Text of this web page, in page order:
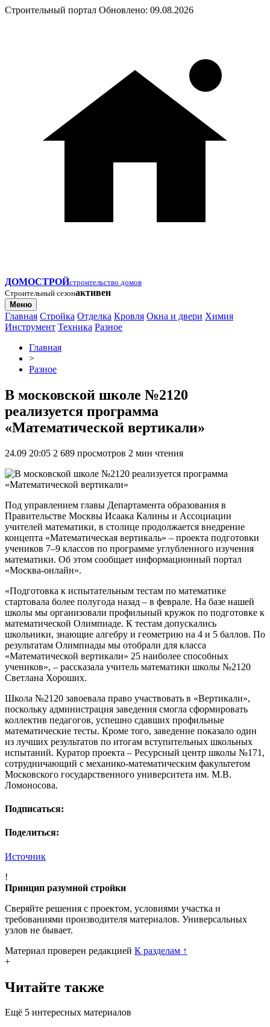
Строительный портал Обновлено: 09.08.2026
ДОМОСТРОЙстроительство домов
Строительный сезонактивен
Меню
Главная Стройка Отделка Кровля Окна и двери Химия
Инструмент Техника Разное
Главная
>
Разное
В московской школе №2120
реализуется программа
«Математической вертикали»
24.09 20:05 2 689 просмотров 2 мин чтения
Под управлением главы Департамента образования в
Правительстве Москвы Исаака Калины и Ассоциации
учителей математики, в столице продолжается внедрение
концепта «Математическая вертикаль» – проекта подготовки
учеников 7–9 классов по программе углубленного изучения
математики. Об этом сообщает информационный портал
«Москва-онлайн».
«Подготовка к испытательным тестам по математике
стартовала более полугода назад – в феврале. На базе нашей
школы мы организовали профильный кружок по подготовке к
математической Олимпиаде. К тестам допускались
школьники, знающие алгебру и геометрию на 4 и 5 баллов. По
результатам Олимпиады мы отобрали для класса
«Математической вертикали» 25 наиболее способных
учеников», – рассказала учитель математики школы №2120
Светлана Хороших.
Школа №2120 завоевала право участвовать в «Вертикали»,
поскольку администрация заведения смогла сформировать
коллектив педагогов, успешно сдавших профильные
математические тесты. Кроме того, заведение показало один
из лучших результатов по итогам вступительных школьных
испытаний. Куратор проекта – Ресурсный центр школы №171,
сотрудничающий с механико-математическим факультетом
Московского государственного университета им. М.В.
Ломоносова.
Подписаться:
Поделиться:
Источник
!
Принцип разумной стройки
Сверяйте решения с проектом, условиями участка и
требованиями производителя материалов. Универсальных
узлов не бывает.
Материал проверен редакцией К разделам ↑
+
Читайте также
Ещё 5 интересных материалов